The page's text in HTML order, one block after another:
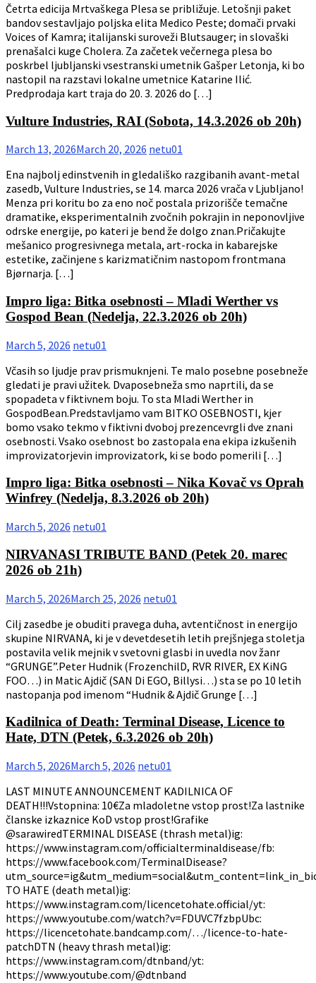
Četrta edicija Mrtvaškega Plesa se približuje. Letošnji paket
bandov sestavljajo poljska elita Medico Peste; domači prvaki
Voices of Kamra; italijanski suroveži Blutsauger; in slovaški
prenašalci kuge Cholera. Za začetek večernega plesa bo
poskrbel ljubljanski vsestranski umetnik Gašper Letonja, ki bo
nastopil na razstavi lokalne umetnice Katarine Ilić.
Predprodaja kart traja do 20. 3. 2026 do […]
Vulture Industries, RAI (Sobota, 14.3.2026 ob 20h)
March 13, 2026March 20, 2026 netu01
Ena najbolj edinstvenih in gledališko razgibanih avant-metal
zasedb, Vulture Industries, se 14. marca 2026 vrača v Ljubljano!
Menza pri koritu bo za eno noč postala prizorišče temačne
dramatike, eksperimentalnih zvočnih pokrajin in neponovljive
odrske energije, po kateri je bend že dolgo znan.Pričakujte
mešanico progresivnega metala, art-rocka in kabarejske
estetike, začinjene s karizmatičnim nastopom frontmana
Bjørnarja. […]
Impro liga: Bitka osebnosti – Mladi Werther vs
Gospod Bean (Nedelja, 22.3.2026 ob 20h)
March 5, 2026 netu01
Včasih so ljudje prav prismuknjeni. Te malo posebne posebneže
gledati je pravi užitek. Dvaposebneža smo naprtili, da se
spopadeta v fiktivnem boju. To sta Mladi Werther in
GospodBean.Predstavljamo vam BITKO OSEBNOSTI, kjer
bomo vsako tekmo v fiktivni dvoboj prezencevrgli dve znani
osebnosti. Vsako osebnost bo zastopala ena ekipa izkušenih
improvizatorjevin improvizatork, ki se bodo pomerili […]
Impro liga: Bitka osebnosti – Nika Kovač vs Oprah
Winfrey (Nedelja, 8.3.2026 ob 20h)
March 5, 2026 netu01
NIRVANASI TRIBUTE BAND (Petek 20. marec
2026 ob 21h)
March 5, 2026March 25, 2026 netu01
Cilj zasedbe je obuditi pravega duha, avtentičnost in energijo
skupine NIRVANA, ki je v devetdesetih letih prejšnjega stoletja
postavila velik mejnik v svetovni glasbi in uvedla nov žanr
“GRUNGE”.Peter Hudnik (FrozenchilD, RVR RIVER, EX KiNG
FOO…) in Matic Ajdič (SAN Di EGO, Billysi…) sta se po 10 letih
nastopanja pod imenom “Hudnik & Ajdič Grunge […]
Kadilnica of Death: Terminal Disease, Licence to
Hate, DTN (Petek, 6.3.2026 ob 20h)
March 5, 2026March 5, 2026 netu01
LAST MINUTE ANNOUNCEMENT KADILNICA OF
DEATH!!!Vstopnina: 10€Za mladoletne vstop prost!Za lastnike
članske izkaznice KoD vstop prost!Grafike
@sarawiredTERMINAL DISEASE (thrash metal)ig:
https://www.instagram.com/officialterminaldisease/fb:
https://www.facebook.com/TerminalDisease?
TO HATE (death metal)ig:
https://www.instagram.com/licencetohate.official/yt:
https://www.youtube.com/watch?v=FDUVC7fzbpUbc:
https://licencetohate.bandcamp.com/…/licence-to-hate-
patchDTN (heavy thrash metal)ig:
https://www.instagram.com/dtnband/yt:
https://www.youtube.com/@dtnband